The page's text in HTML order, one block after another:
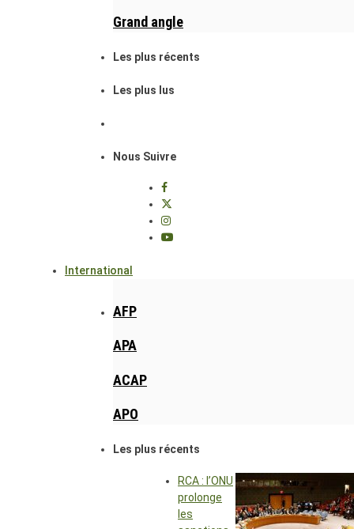
Grand angle
Les plus récents
Les plus lus
Nous Suivre
International
AFP
APA
ACAP
APO
Les plus récents
RCA : l’ONU
prolonge
les